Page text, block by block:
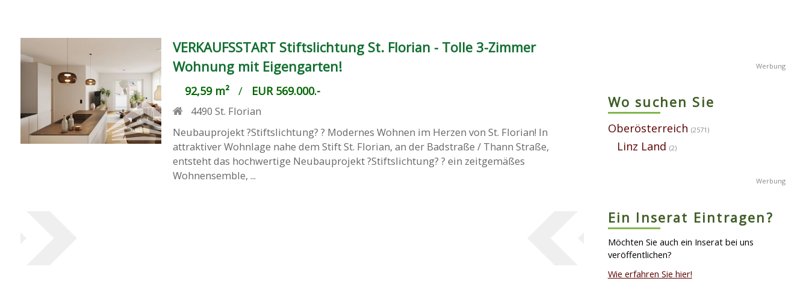
VERKAUFSSTART Stiftslichtung St. Florian - Tolle 3-Zimmer
Wohnung mit Eigengarten!
92,59 m²/ EUR 569.000.-
4490 St. Florian
Neubauprojekt ?Stiftslichtung? ? Modernes Wohnen im Herzen von St. Florian! In
attraktiver Wohnlage nahe dem Stift St. Florian, an der Badstraße / Thann Straße,
entsteht das hochwertige Neubauprojekt ?Stiftslichtung? ? ein zeitgemäßes
Wohnensemble, ...
Wo suchen Sie
Oberösterreich (2571)
Linz Land (2)
Ein Inserat Eintragen?
Möchten Sie auch ein Inserat bei uns
veröffentlichen?
Wie erfahren Sie hier!